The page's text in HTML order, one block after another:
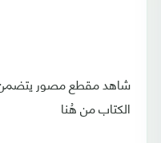
شاهد مقطع مصور
الكتاب من هُنا